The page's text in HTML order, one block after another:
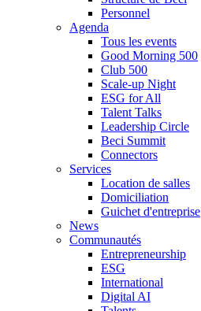
Personnel
Agenda
Tous les events
Good Morning 500
Club 500
Scale-up Night
ESG for All
Talent Talks
Leadership Circle
Beci Summit
Connectors
Services
Location de salles
Domiciliation
Guichet d'entreprise
News
Communautés
Entrepreneurship
ESG
International
Digital AI